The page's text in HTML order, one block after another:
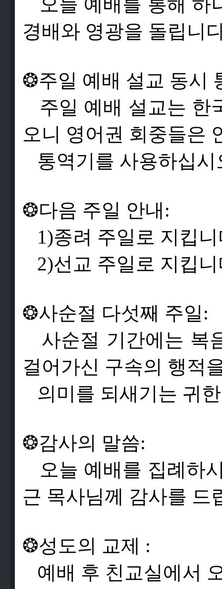
경배와 영광을 돌립 니
❂주일 예배 설 교 동시
주일 예배 설 교는 한
오니 영어 권 회중들은
통역 기를 사용하십시
❂다음 주일 안내:
1)종려 주일 로 지 킵 니
2)선 교 주일 로 지 킵 니
❂사순절 다섯째 주일 :
사순절 기 간에는 복
걸 어가신 구속의 행적
의 미를 되새기는 귀 한
❂감사의 말씀:
오늘 예배를 집례하
근 목사님께 감사를 드
❂성도의 교제 :
예배 후 친 교실에서